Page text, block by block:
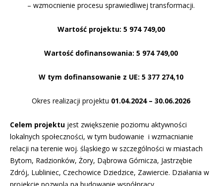
– wzmocnienie procesu sprawiedliwej transformacji.
Wartość projektu: 5 974 749,00
Wartość dofinansowania: 5 974 749,00
W tym dofinansowanie z UE: 5 377 274,10
Okres realizacji projektu 01.04.2024 – 30.06.2026
Celem projektu jest zwiększenie poziomu aktywności
lokalnych społeczności, w tym budowanie i wzmacnianie
relacji na terenie woj. śląskiego w szczególności w miastach
Bytom, Radzionków, Żory, Dąbrowa Górnicza, Jastrzębie
Zdrój, Lubliniec, Czechowice Dziedzice, Zawiercie. Działania w